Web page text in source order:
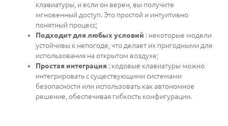
клавиатуры, и если он верен, вы получите
мгновенный доступ. Это простой и интуитивно
понятный процесс;
Подходит для любых условий : некоторые модели
устойчивы к непогоде, что делает их пригодными для
использования на открытом воздухе;
Простая интеграция : кодовые клавиатуры можно
интегрировать с существующими системами
безопасности или использовать как автономное
решение, обеспечивая гибкость конфигурации.